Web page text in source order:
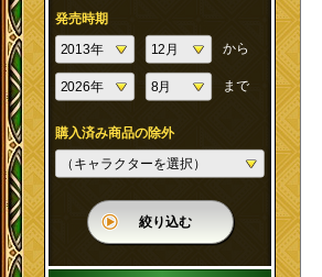
発売時期
から
まで
購入済み商品の除外
絞り込む